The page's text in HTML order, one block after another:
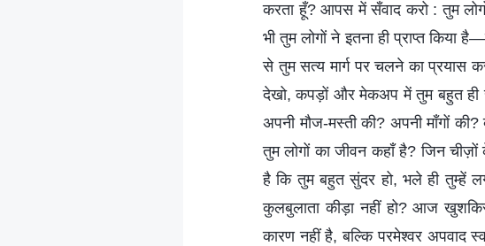
करता हूँ? आपस में सँवाद करो : तुम
भी तुम लोगों ने इतना ही प्राप्त किया
से तुम सत्य मार्ग पर चलने का प्रयास
देखो, कपड़ों और मेकअप में तुम बहुत ही
अपनी मौज-मस्ती की? अपनी माँगों
तुम लोगों का जीवन कहाँ है? जिन चीज़ों
है कि तुम बहुत सुंदर हो, भले ही तुम्हें
कुलबुलाता कीड़ा नहीं हो? आज
कारण नहीं है, बल्कि परमेश्वर अपवाद